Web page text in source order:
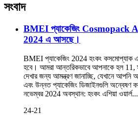
সংবাদ
BMEI প্যাকেজিং Cosmopack
2024 এ আসছে।
BMEI প্যাকেজিং 2024 হংকং কসমোপ্যাক
হবে। আমরা আন্তরিকভাবে আপনাকে হল 11,
দেখার জন্য আমন্ত্রণ জানাচ্ছি, যেখানে আপনি
এবং উন্নত প্যাকেজিং ডিজাইনগুলি অন্বেষণ
নভেম্বর 2024 অবস্থান: হংকং এশিয়া ওয়ার্ল...
24-21